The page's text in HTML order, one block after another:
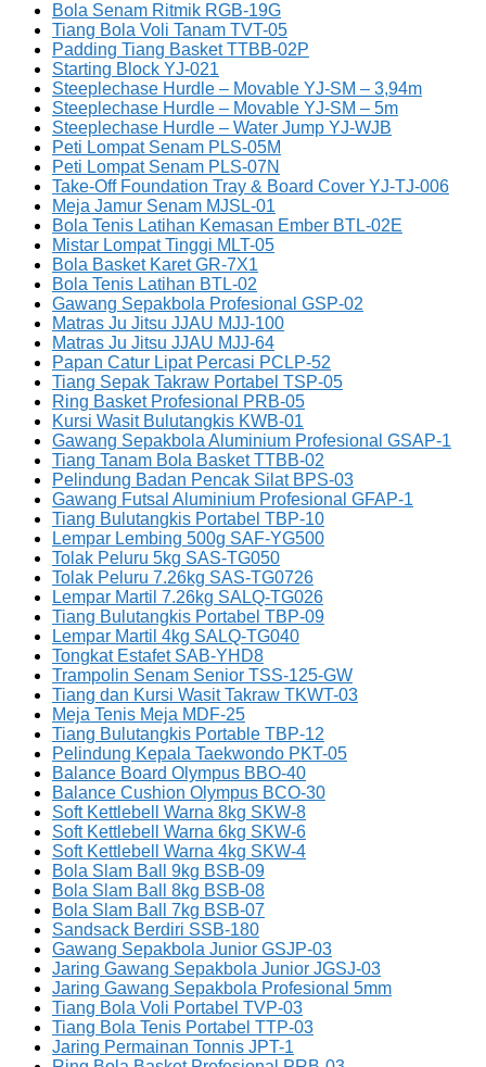
Bola Senam Ritmik RGB-19G
Tiang Bola Voli Tanam TVT-05
Padding Tiang Basket TTBB-02P
Starting Block YJ-021
Steeplechase Hurdle – Movable YJ-SM – 3,94m
Steeplechase Hurdle – Movable YJ-SM – 5m
Steeplechase Hurdle – Water Jump YJ-WJB
Peti Lompat Senam PLS-05M
Peti Lompat Senam PLS-07N
Take-Off Foundation Tray & Board Cover YJ-TJ-006
Meja Jamur Senam MJSL-01
Bola Tenis Latihan Kemasan Ember BTL-02E
Mistar Lompat Tinggi MLT-05
Bola Basket Karet GR-7X1
Bola Tenis Latihan BTL-02
Gawang Sepakbola Profesional GSP-02
Matras Ju Jitsu JJAU MJJ-100
Matras Ju Jitsu JJAU MJJ-64
Papan Catur Lipat Percasi PCLP-52
Tiang Sepak Takraw Portabel TSP-05
Ring Basket Profesional PRB-05
Kursi Wasit Bulutangkis KWB-01
Gawang Sepakbola Aluminium Profesional GSAP-1
Tiang Tanam Bola Basket TTBB-02
Pelindung Badan Pencak Silat BPS-03
Gawang Futsal Aluminium Profesional GFAP-1
Tiang Bulutangkis Portabel TBP-10
Lempar Lembing 500g SAF-YG500
Tolak Peluru 5kg SAS-TG050
Tolak Peluru 7.26kg SAS-TG0726
Lempar Martil 7.26kg SALQ-TG026
Tiang Bulutangkis Portabel TBP-09
Lempar Martil 4kg SALQ-TG040
Tongkat Estafet SAB-YHD8
Trampolin Senam Senior TSS-125-GW
Tiang dan Kursi Wasit Takraw TKWT-03
Meja Tenis Meja MDF-25
Tiang Bulutangkis Portable TBP-12
Pelindung Kepala Taekwondo PKT-05
Balance Board Olympus BBO-40
Balance Cushion Olympus BCO-30
Soft Kettlebell Warna 8kg SKW-8
Soft Kettlebell Warna 6kg SKW-6
Soft Kettlebell Warna 4kg SKW-4
Bola Slam Ball 9kg BSB-09
Bola Slam Ball 8kg BSB-08
Bola Slam Ball 7kg BSB-07
Sandsack Berdiri SSB-180
Gawang Sepakbola Junior GSJP-03
Jaring Gawang Sepakbola Junior JGSJ-03
Jaring Gawang Sepakbola Profesional 5mm
Tiang Bola Voli Portabel TVP-03
Tiang Bola Tenis Portabel TTP-03
Jaring Permainan Tonnis JPT-1